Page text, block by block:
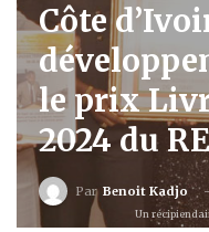
Côte
le prix
2024 du
Par Benoit Kadjo
Un